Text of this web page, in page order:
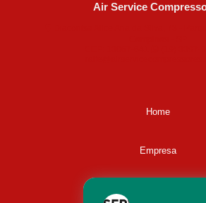
Air Service
Home
Empresa